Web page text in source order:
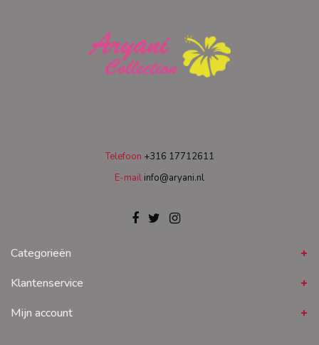
Telefoon +316 17712611
E-mail info@aryani.nl
Categorieën
Klantenservice
Mijn account